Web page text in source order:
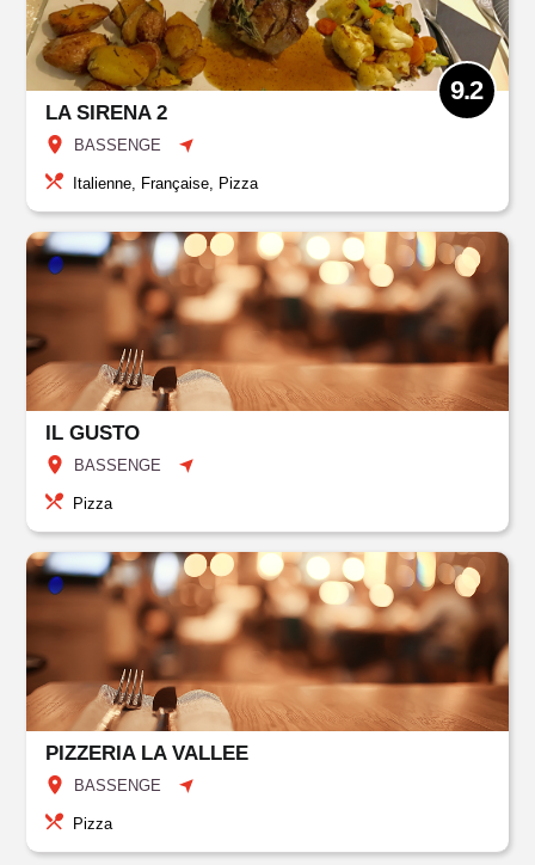
LA SIRENA 2
BASSENGE
9.2
Italienne, Française, Pizza
IL GUSTO
BASSENGE
Pizza
PIZZERIA LA VALLEE
BASSENGE
Pizza